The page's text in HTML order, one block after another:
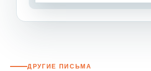
ДРУГИЕ ПИСЬМА